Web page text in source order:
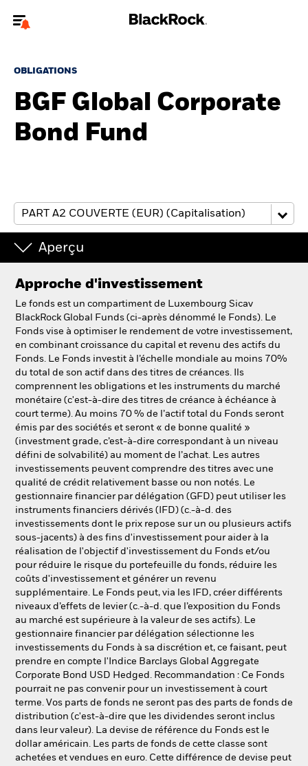
Pour accéder directement à un autre site BlackRock, veuillez mettre à
A propos de BlackRock
Investisseurs particuliers
Change location
FR
BlackRock
iShares
Aladdin
Notre société
OBLIGATIONS
BGF Global Corporate
Bond Fund
Aperçu
Approche d'investissement
Le fonds est un compartiment de Luxembourg Sicav
BlackRock Global Funds (ci-après dénommé le Fonds). Le
Fonds vise à optimiser le rendement de votre investissement,
en combinant croissance du capital et revenu des actifs du
Fonds. Le Fonds investit à l’échelle mondiale au moins 70%
du total de son actif dans des titres de créances. Ils
comprennent les obligations et les instruments du marché
monétaire (c'est-à-dire des titres de créance à échéance à
court terme). Au moins 70 % de l’actif total du Fonds seront
émis par des sociétés et seront « de bonne qualité »
(investment grade, c’est-à-dire correspondant à un niveau
défini de solvabilité) au moment de l’achat. Les autres
investissements peuvent comprendre des titres avec une
qualité de crédit relativement basse ou non notés. Le
gestionnaire financier par délégation (GFD) peut utiliser les
instruments financiers dérivés (IFD) (c.-à-d. des
investissements dont le prix repose sur un ou plusieurs actifs
sous-jacents) à des fins d'investissement pour aider à la
réalisation de l'objectif d'investissement du Fonds et/ou
pour réduire le risque du portefeuille du fonds, réduire les
coûts d'investissement et générer un revenu
supplémentaire. Le Fonds peut, via les IFD, créer différents
niveaux d’effets de levier (c.-à-d. que l’exposition du Fonds
au marché est supérieure à la valeur de ses actifs). Le
gestionnaire financier par délégation sélectionne les
investissements du Fonds à sa discrétion et, ce faisant, peut
prendre en compte l'Indice Barclays Global Aggregate
Corporate Bond USD Hedged. Recommandation : Ce Fonds
pourrait ne pas convenir pour un investissement à court
terme. Vos parts de fonds ne seront pas des parts de fonds de
distribution (c'est-à-dire que les dividendes seront inclus
dans leur valeur). La devise de référence du Fonds est le
dollar américain. Les parts de fonds de cette classe sont
achetées et vendues en euro. Cette différence de devise peut